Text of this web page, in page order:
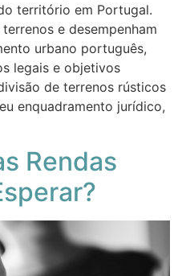
território em Portugal.
e desempenham
urbano português,
legais e objetivos
de terrenos rústicos
enquadramento jurídico,
Rendas